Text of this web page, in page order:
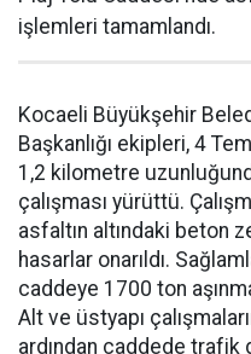
işlemleri tamamlandı.
Kocaeli Büyükşehir
Başkanlığı ekipleri, 4
1,2 kilometre
çalışması yürüttü.
asfaltın altındaki beton
hasarlar onarıldı.
caddeye 1700 ton
Alt ve üstyapı
ardından caddede